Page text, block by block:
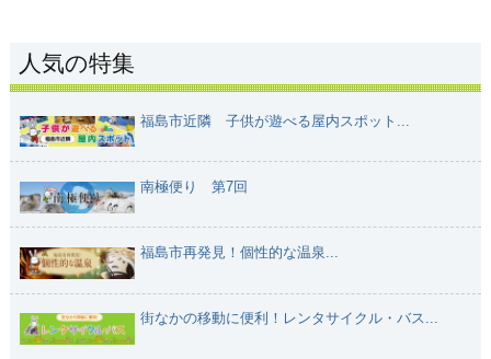
人気の特集
福島市近隣 子供が遊べる屋内スポット...
南極便り 第7回
福島市再発見！個性的な温泉...
街なかの移動に便利！レンタサイクル・バス...